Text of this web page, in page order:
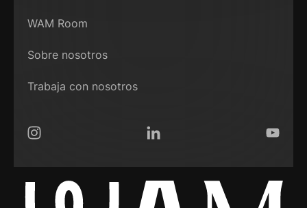
WAM Room
Sobre nosotros
Trabaja con nosotros
Instagram LinkedIn